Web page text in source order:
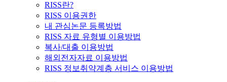
RISS란?
RISS 이용권한
내 관심논문 등록방법
RISS 자료 유형별 이용방법
복사/대출 이용방법
해외전자자료 이용방법
RISS 정보취약계층 서비스 이용방법